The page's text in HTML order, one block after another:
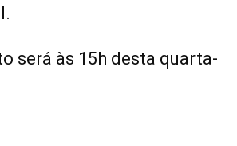
será às 15h desta quarta-